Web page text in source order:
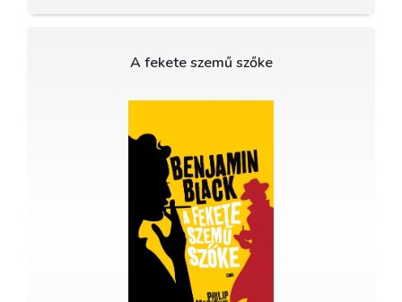
A fekete szemű szőke